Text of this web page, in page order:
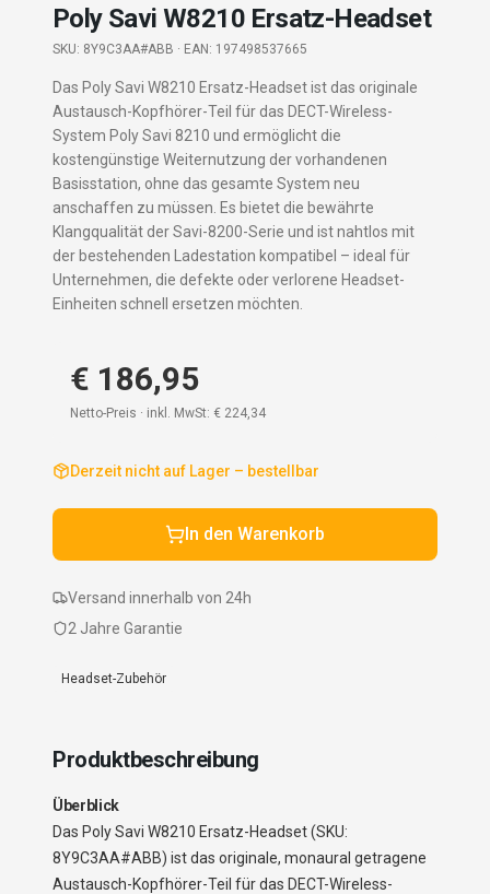
Poly Savi W8210 Ersatz-Headset
SKU: 8Y9C3AA#ABB · EAN: 197498537665
Das Poly Savi W8210 Ersatz-Headset ist das originale
Austausch-Kopfhörer-Teil für das DECT-Wireless-
System Poly Savi 8210 und ermöglicht die
kostengünstige Weiternutzung der vorhandenen
Basisstation, ohne das gesamte System neu
anschaffen zu müssen. Es bietet die bewährte
Klangqualität der Savi-8200-Serie und ist nahtlos mit
der bestehenden Ladestation kompatibel – ideal für
Unternehmen, die defekte oder verlorene Headset-
Einheiten schnell ersetzen möchten.
€ 186,95
Netto-Preis · inkl. MwSt: € 224,34
Derzeit nicht auf Lager – bestellbar
In den Warenkorb
Versand innerhalb von 24h
2 Jahre Garantie
Headset-Zubehör
Produktbeschreibung
Überblick
Das Poly Savi W8210 Ersatz-Headset (SKU:
8Y9C3AA#ABB) ist das originale, monaural getragene
Austausch-Kopfhörer-Teil für das DECT-Wireless-